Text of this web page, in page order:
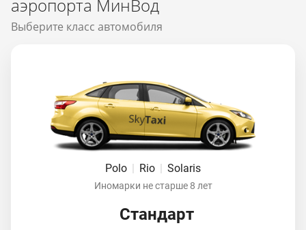
аэропорта МинВод
Выберите класс автомобиля
Polo | Rio | Solaris
Иномарки не старше 8 лет
Стандарт